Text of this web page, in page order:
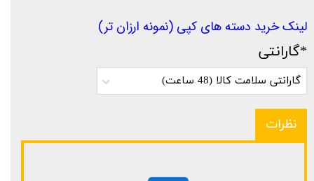
لینک خرید دسته های کپی (نمونه ارزان تر)
*گارانتی
گارانتی سلامت کالا (48 ساعت)
نظرات